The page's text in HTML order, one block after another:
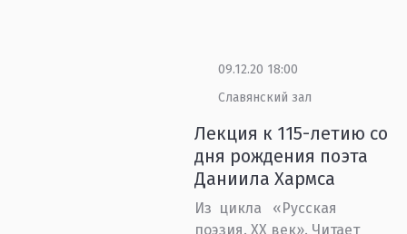
09.12.20 18:00
Славянский зал
Лекция к 115-летию со
дня рождения поэта
Даниила Хармса
Из цикла «Русская
поэзия. XX век». Читает